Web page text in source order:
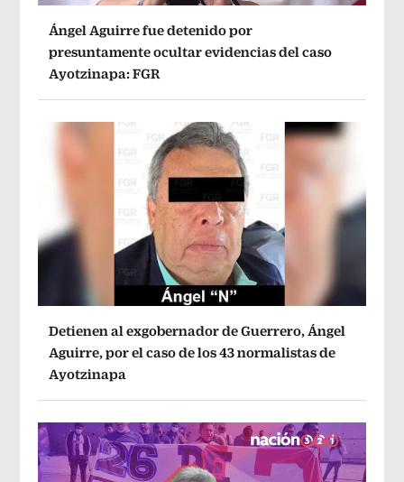
Ángel Aguirre fue detenido por
presuntamente ocultar evidencias del caso
Ayotzinapa: FGR
Detienen al exgobernador de Guerrero, Ángel
Aguirre, por el caso de los 43 normalistas de
Ayotzinapa